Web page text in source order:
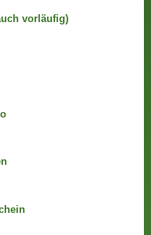
vorläufig)